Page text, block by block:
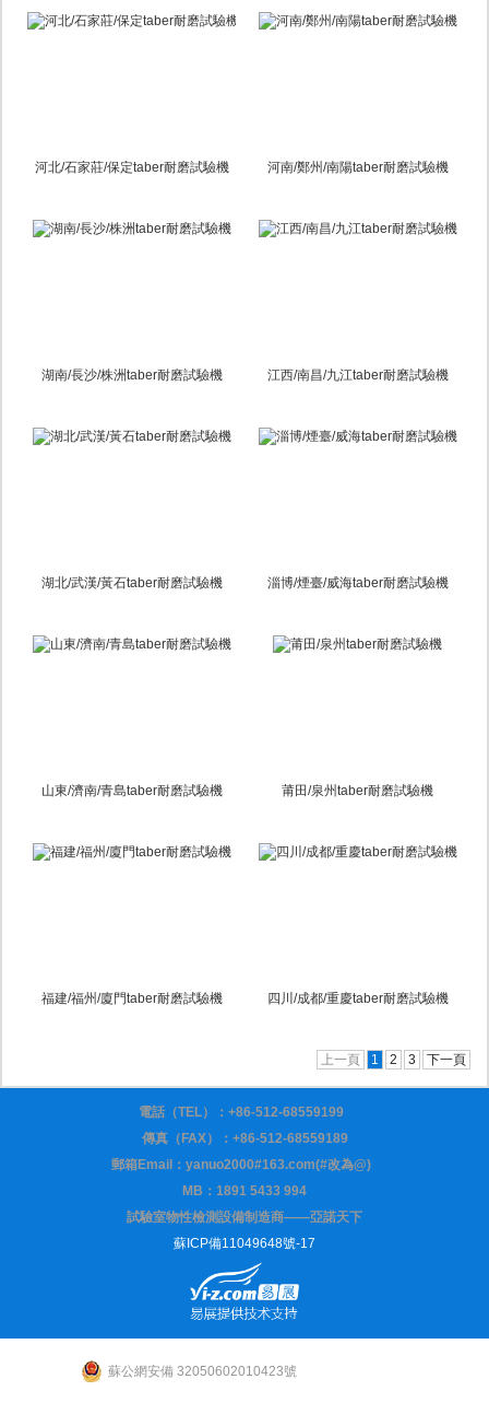
河北/石家莊/保定taber耐磨試驗機 河南/鄭州/南陽taber耐磨試驗機
湖南/長沙/株洲taber耐磨試驗機 江西/南昌/九江taber耐磨試驗機
湖北/武漢/黃石taber耐磨試驗機 淄博/煙臺/威海taber耐磨試驗機
山東/濟南/青島taber耐磨試驗機 莆田/泉州taber耐磨試驗機
福建/福州/廈門taber耐磨試驗機 四川/成都/重慶taber耐磨試驗機
上一頁 1 2 3 下一頁
電話（TEL）： +86-512-68559199
傳真（FAX）：+86-512-68559189
郵箱Email：yanuo2000#163.com(#改為@)
MB：1891 5433 994
試驗室物性檢測設備制造商——亞諾天下
蘇ICP備11049648號-17
蘇公網安備 32050602010423號